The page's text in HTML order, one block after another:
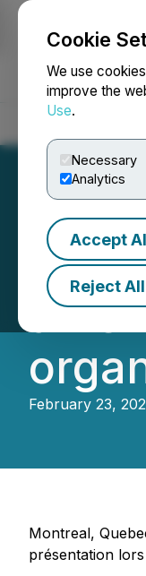
Cookie
We use
improve the
Use.
Necessary
Analytics
Accept
Reject All
Les
February 23,
Montreal,
présentation